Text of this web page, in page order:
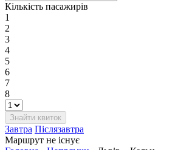
Кількість пасажирів
1
2
3
4
5
6
7
8
Завтра Післязавтра
Маршрут не існує